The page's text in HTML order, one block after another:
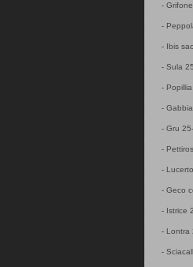
-
-
- Ibis
- Sula
-
-
- Gru
-
-
- Geco
- Istrice
- Lontra
-